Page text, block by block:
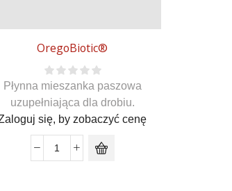
OregoBiotic®
Płynna mieszanka paszowa
uzupełniająca dla drobiu.
się, by zobaczyć cenę